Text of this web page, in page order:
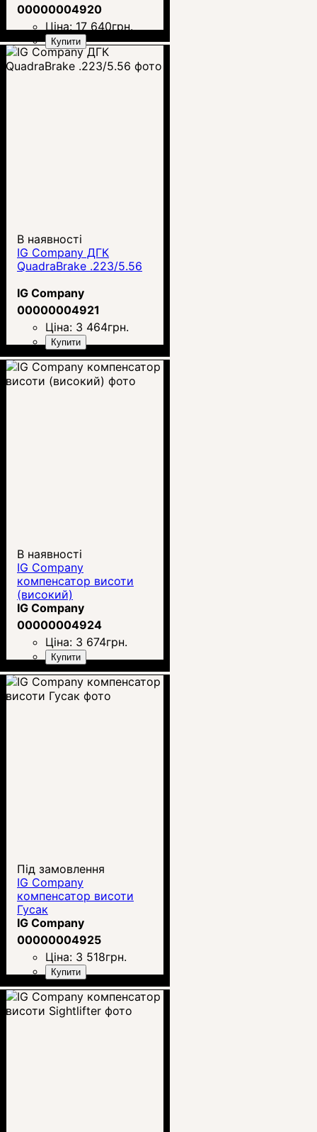
00000004920
Ціна: 17 640грн.
Купити
В наявності
IG Company ДГК
QuadraBrake .223/5.56
IG Company
00000004921
Ціна: 3 464грн.
Купити
В наявності
IG Company
компенсатор висоти
(високий)
IG Company
00000004924
Ціна: 3 674грн.
Купити
Під замовлення
IG Company
компенсатор висоти
Гусак
IG Company
00000004925
Ціна: 3 518грн.
Купити